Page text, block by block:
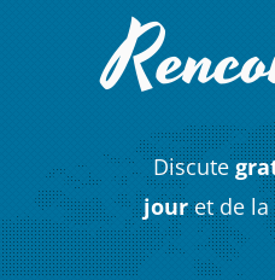
Discute
jouret de la